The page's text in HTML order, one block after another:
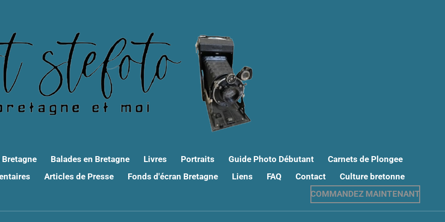
Balades en Bretagne Livres Portraits Guide Photo Débutant
Carnets de Plongee
Articles de Presse Fonds d'écran Bretagne Liens FAQ Contact
Culture bretonne
COMMANDEZ MAINTENANT